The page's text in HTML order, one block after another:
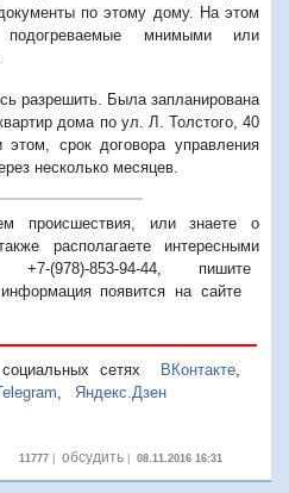
по этому дому. На этом
мнимыми или
разрешить. Была запланирована
дома по ул. Л. Толстого, 40
срок договора управления
несколько месяцев.
происшествия, или знаете о
располагаете интересными
+7-(978)-853-94-44, пишите
появится на сайте
сетях ВКонтакте,
Яндекс.Дзен
11777 |обсудить |08.11.2016 16:31